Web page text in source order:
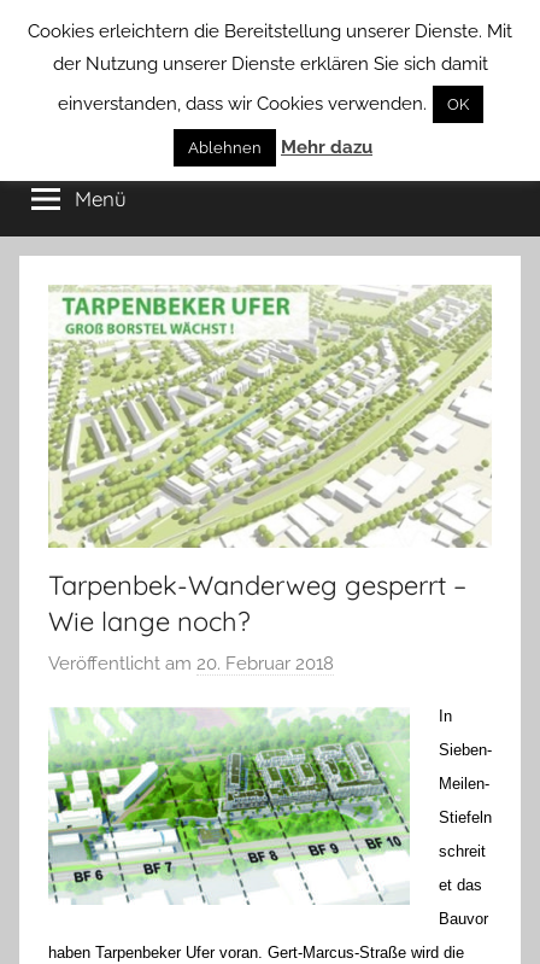
Borstel
von
Groß
Borstel
Menü
Tarpenbek-Wanderweg gesperrt –
Wie lange noch?
Veröffentlicht am 20. Februar 2018
n
H
a
n
n
o
In
Sieben-
Meilen-
Stiefeln
schreit
et das
Bauvor
haben Tarpenbeker Ufer voran. Gert-Marcus-Straße wird die
Cookies erleichtern die Bereitstellung unserer Dienste. Mit
der Nutzung unserer Dienste erklären Sie sich damit
einverstanden, dass wir Cookies verwenden.
OK
Ablehnen Mehr dazu